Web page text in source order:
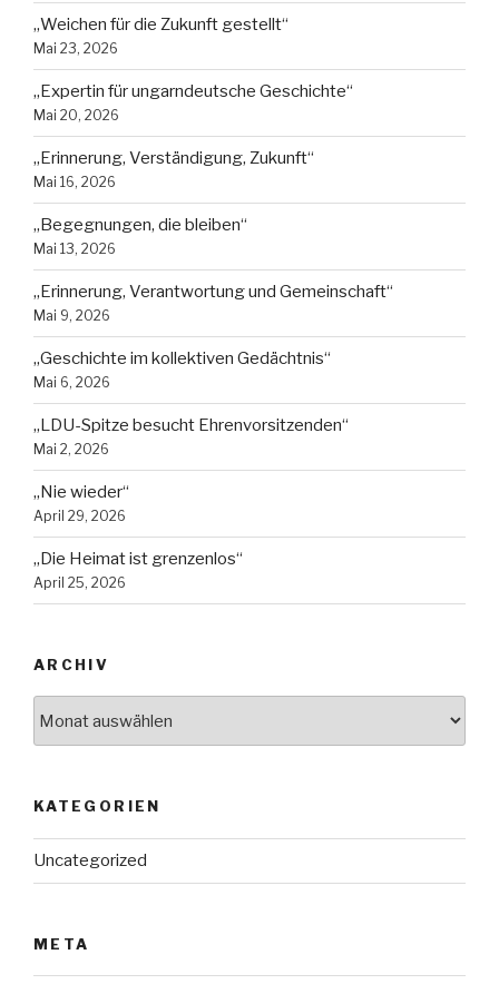
„Weichen für die Zukunft gestellt“
Mai 23, 2026
„Expertin für ungarndeutsche Geschichte“
Mai 20, 2026
„Erinnerung, Verständigung, Zukunft“
Mai 16, 2026
„Begegnungen, die bleiben“
Mai 13, 2026
„Erinnerung, Verantwortung und Gemeinschaft“
Mai 9, 2026
„Geschichte im kollektiven Gedächtnis“
Mai 6, 2026
„LDU-Spitze besucht Ehrenvorsitzenden“
Mai 2, 2026
„Nie wieder“
April 29, 2026
„Die Heimat ist grenzenlos“
April 25, 2026
ARCHIV
KATEGORIEN
Uncategorized
META